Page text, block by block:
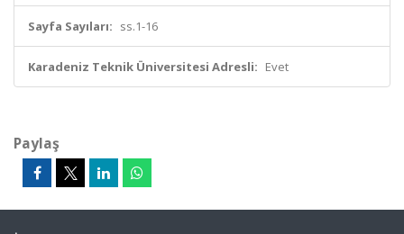
Sayfa Sayıları: ss.1-16
Karadeniz Teknik Üniversitesi Adresli: Evet
Paylaş